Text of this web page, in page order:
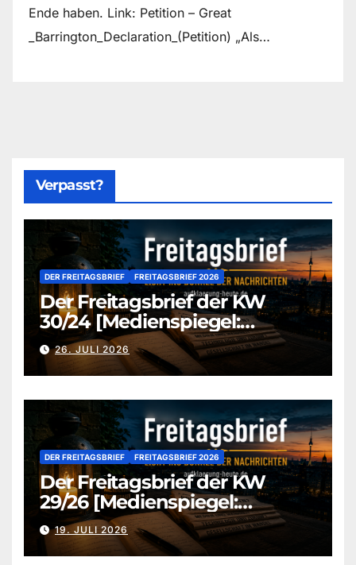
Ende haben. Link: Petition – Great
_Barrington_Declaration_(Petition) „Als…
Verpasst?
DER FREITAGSBRIEF FREITAGSBRIEF 2026
Der Freitagsbrief der KW
30/24 [Medienspiegel:
aufklaerung-heute-de]
26. JULI 2026
DER FREITAGSBRIEF FREITAGSBRIEF 2026
Der Freitagsbrief der KW
29/26 [Medienspiegel:
aufklaerung-heute.de]
19. JULI 2026